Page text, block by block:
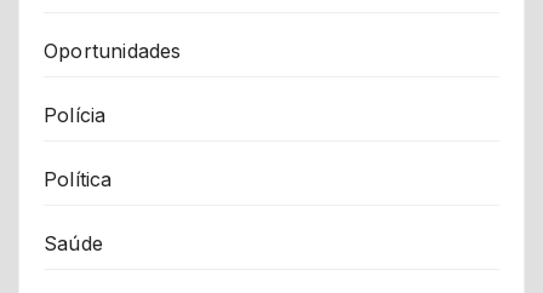
Oportunidades
Polícia
Política
Saúde